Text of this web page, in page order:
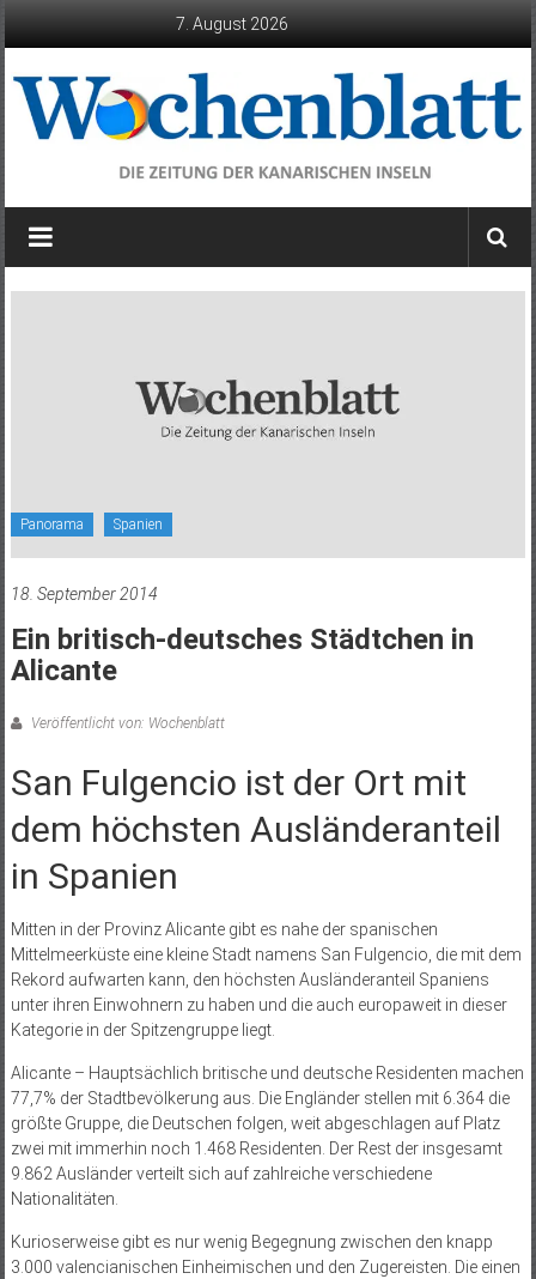
7. August 2026
Wochenblatt
die
Panorama Spanien
18. September 2014
Ein britisch-deutsches Städtchen in
Alicante
Veröffentlicht von: Wochenblatt
San Fulgencio ist der Ort mit
dem höchsten Ausländeranteil
in Spanien
Mitten in der Provinz Alicante gibt es nahe der spanischen
Mittelmeerküste eine kleine Stadt namens San Fulgencio, die mit dem
Rekord aufwarten kann, den höchsten Ausländeranteil Spaniens
unter ihren Einwohnern zu haben und die auch europaweit in dieser
Kategorie in der Spitzengruppe liegt.
Alicante – Hauptsächlich britische und deutsche Residenten machen
77,7% der Stadtbevölkerung aus. Die Engländer stellen mit 6.364 die
größte Gruppe, die Deutschen folgen, weit abgeschlagen auf Platz
zwei mit immerhin noch 1.468 Residenten. Der Rest der insgesamt
9.862 Ausländer verteilt sich auf zahlreiche verschiedene
Nationalitäten.
Kurioserweise gibt es nur wenig Begegnung zwischen den knapp
3.000 valencianischen Einheimischen und den Zugereisten. Die einen